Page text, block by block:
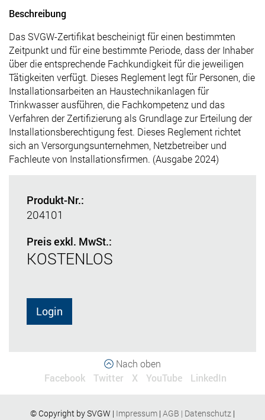
Beschreibung
Das SVGW-Zertifikat bescheinigt für einen bestimmten
Zeitpunkt und für eine bestimmte Periode, dass der Inhaber
über die entsprechende Fachkundigkeit für die jeweiligen
Tätigkeiten verfügt. Dieses Reglement legt für Personen, die
Installationsarbeiten an Haustechnikanlagen für
Trinkwasser ausführen, die Fachkompetenz und das
Verfahren der Zertifizierung als Grundlage zur Erteilung der
Installationsberechtigung fest. Dieses Reglement richtet
sich an Versorgungsunternehmen, Netzbetreiber und
Fachleute von Installationsfirmen. (Ausgabe 2024)
Produkt-Nr.:
204101
Preis exkl. MwSt.:
KOSTENLOS
Login
Nach oben
Facebook
Twitter X YouTube LinkedIn
© Copyright by SVGW | Impressum | AGB | Datenschutz |